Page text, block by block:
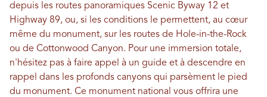
depuis les routes panoramiques Scenic Byway 12 et
Highway 89, ou, si les conditions le permettent, au cœur
même du monument, sur les routes de Hole-in-the-Rock
ou de Cottonwood Canyon. Pour une immersion totale,
n'hésitez pas à faire appel à un guide et à descendre en
rappel dans les profonds canyons qui parsèment le pied
du monument. Ce monument national vous offrira une